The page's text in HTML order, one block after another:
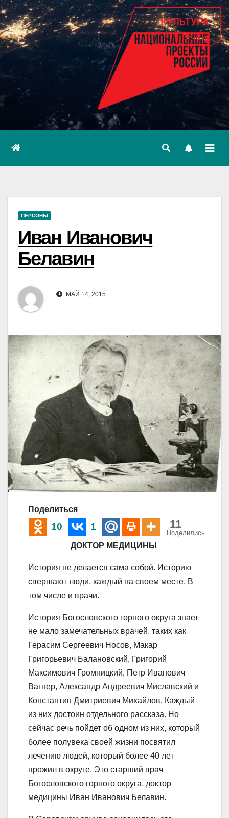
ПЕРСОНЫ
Иван Иванович
Белавин
МАЙ 14, 2015
Поделиться
10 1 11
Поделились
ДОКТОР МЕДИЦИНЫ
История не делается сама собой. Историю
свершают люди, каждый на своем месте. В
том числе и врачи.
История Богословского горного округа знает
не мало замечательных врачей, таких как
Герасим Сергеевич Носов, Макар
Григорьевич Балановский, Григорий
Максимович Громницкий, Петр Иванович
Вагнер, Александр Андреевич Миславский и
Константин Дмитриевич Михайлов. Каждый
из них достоин отдельного рассказа. Но
сейчас речь пойдет об одном из них, который
более полувека своей жизни посвятил
лечению людей, который более 40 лет
прожил в округе. Это старший врач
Богословского горного округа, доктор
медицины Иван Иванович Белавин.